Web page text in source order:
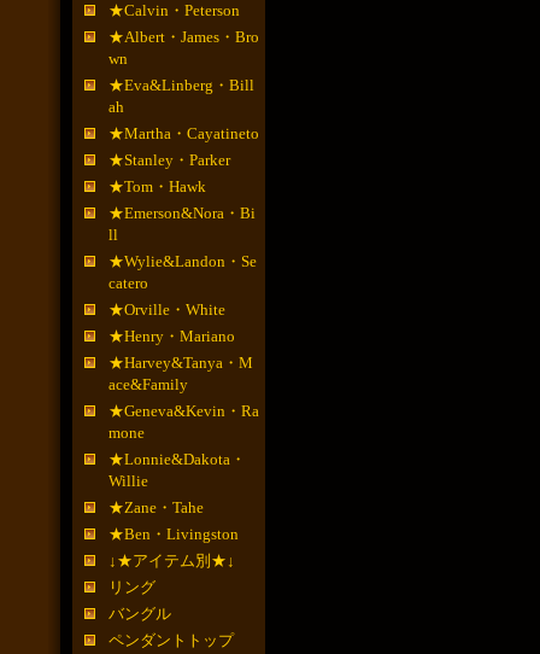
★Calvin・Peterson
★Albert・James・Bro
wn
★Eva&Linberg・Bill
ah
★Martha・Cayatineto
★Stanley・Parker
★Tom・Hawk
★Emerson&Nora・Bi
ll
★Wylie&Landon・Se
catero
★Orville・White
★Henry・Mariano
★Harvey&Tanya・M
ace&Family
★Geneva&Kevin・Ra
mone
★Lonnie&Dakota・
Willie
★Zane・Tahe
★Ben・Livingston
↓★アイテム別★↓
リング
バングル
ペンダントトップ